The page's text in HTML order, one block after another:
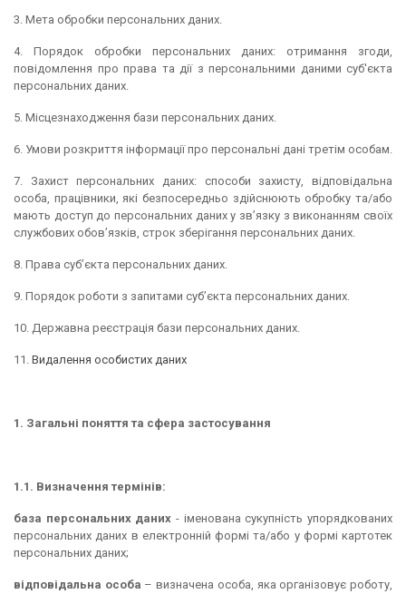
3. Мета обробки персональних даних.
4. Порядок обробки персональних даних: отримання згоди,
повідомлення про права та дії з персональними даними суб'єкта
персональних даних.
5. Місцезнаходження бази персональних даних.
6. Умови розкриття інформації про персональні дані третім особам.
7. Захист персональних даних: способи захисту, відповідальна
особа, працівники, які безпосередньо здійснюють обробку та/або
мають доступ до персональних даних у зв’язку з виконанням своїх
службових обов’язків, строк зберігання персональних даних.
8. Права суб’єкта персональних даних.
9. Порядок роботи з запитами суб’єкта персональних даних.
10. Державна реєстрація бази персональних даних.
11. Видалення особистих даних
1. Загальні поняття та сфера застосування
1.1. Визначення термінів:
база персональних даних - іменована сукупність упорядкованих
персональних даних в електронній формі та/або у формі картотек
персональних даних;
відповідальна особа – визначена особа, яка організовує роботу,